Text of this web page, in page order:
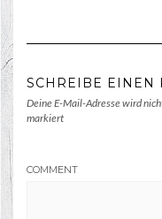
SCHREIBE EINEN
Deine E-Mail-Adresse wird
markiert
COMMENT